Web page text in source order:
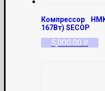
Компрессор
167Вт) SECOP
5,000.00 Р